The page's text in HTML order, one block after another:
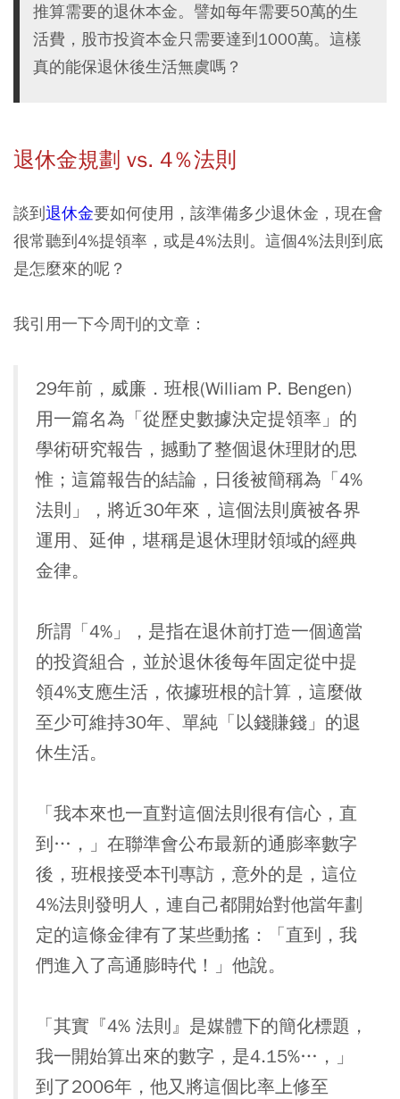
推算需要的退休本金。譬如每年需要50萬的生
活費，股市投資本金只需要達到1000萬。這樣
真的能保退休後生活無虞嗎？
退休金規劃 vs. 4％法則
談到退休金要如何使用，該準備多少退休金，現在會
很常聽到4%提領率，或是4%法則。這個4%法則到底
是怎麼來的呢？
我引用一下今周刊的文章：
29年前，威廉．班根(William P. Bengen)
用一篇名為「從歷史數據決定提領率」的
學術研究報告，撼動了整個退休理財的思
惟；這篇報告的結論，日後被簡稱為「4%
法則」，將近30年來，這個法則廣被各界
運用、延伸，堪稱是退休理財領域的經典
金律。
所謂「4%」，是指在退休前打造一個適當
的投資組合，並於退休後每年固定從中提
領4%支應生活，依據班根的計算，這麼做
至少可維持30年、單純「以錢賺錢」的退
休生活。
「我本來也一直對這個法則很有信心，直
到…，」在聯準會公布最新的通膨率數字
後，班根接受本刊專訪，意外的是，這位
4%法則發明人，連自己都開始對他當年劃
定的這條金律有了某些動搖：「直到，我
們進入了高通膨時代！」他說。
「其實『4% 法則』是媒體下的簡化標題，
我一開始算出來的數字，是4.15%…，」
到了2006年，他又將這個比率上修至